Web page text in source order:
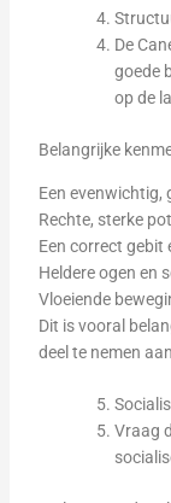
De
goede
op de
Belangrijke
Een evenwichtig,
Rechte, sterke
Een correct
Heldere ogen en
Vloeiende
Dit is vooral
deel te nemen
Vraag